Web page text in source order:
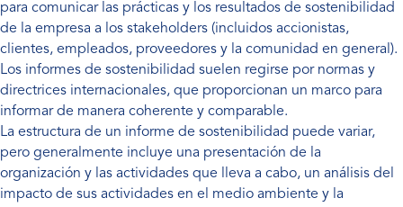
para comunicar las prácticas y los resultados de sostenibilidad
de la empresa a los stakeholders (incluidos accionistas,
clientes, empleados, proveedores y la comunidad en general).
Los informes de sostenibilidad suelen regirse por normas y
directrices internacionales, que proporcionan un marco para
informar de manera coherente y comparable.
La estructura de un informe de sostenibilidad puede variar,
pero generalmente incluye una presentación de la
organización y las actividades que lleva a cabo, un análisis del
impacto de sus actividades en el medio ambiente y la